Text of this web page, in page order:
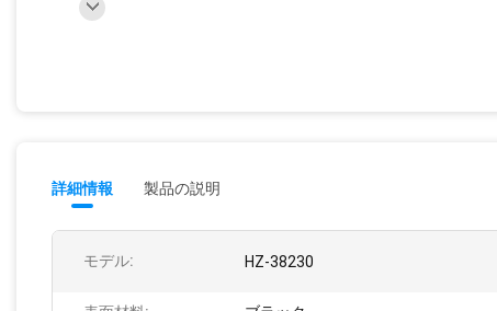
詳細情報 製品の説明
モデル: HZ-38230